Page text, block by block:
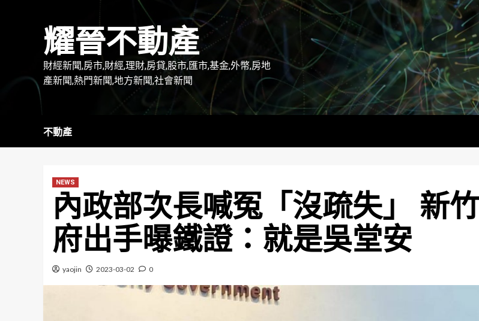
耀晉不動產
財經新聞,房市,財經,理財,房貸,股市,匯市,基金,外幣,房地
產新聞,熱門新聞,地方新聞,社會新聞
不動產
NEWS
內政部次長喊冤「沒疏失」 新
府出手曝鐵證：就是吳堂安
yaojin 2023-03-02 0